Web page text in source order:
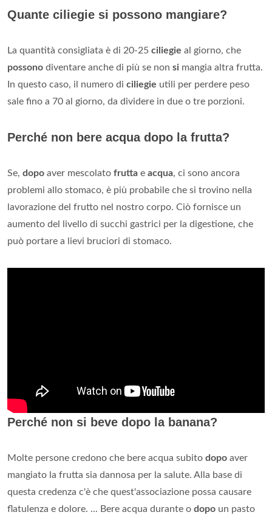
Quante ciliegie si possono mangiare?
La quantità consigliata è di 20-25 ciliegie al giorno, che
possono diventare anche di più se non si mangia altra frutta.
In questo caso, il numero di ciliegie utili per perdere peso
sale fino a 70 al giorno, da dividere in due o tre porzioni.
Perché non bere acqua dopo la frutta?
Se, dopo aver mescolato frutta e acqua, ci sono ancora
problemi allo stomaco, è più probabile che si trovino nella
lavorazione del frutto nel nostro corpo. Ciò fornisce un
aumento del livello di succhi gastrici per la digestione, che
può portare a lievi bruciori di stomaco.
Perché non si beve dopo la banana?
Molte persone credono che bere acqua subito dopo aver
mangiato la frutta sia dannosa per la salute. Alla base di
questa credenza c'è che quest'associazione possa causare
flatulenza e dolore. ... Bere acqua durante o dopo un pasto